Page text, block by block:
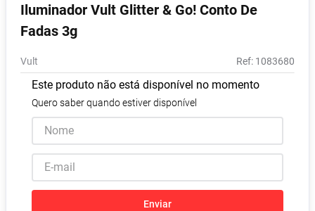
Iluminador Vult Glitter & Go! Conto De
Fadas 3g
Vult : 1083680
Este produto não está disponível no momento
Quero saber quando estiver disponível
Enviar
6º Desodorante
7º Shampoo
9º Pampers Confort Sec
10º Lavitan